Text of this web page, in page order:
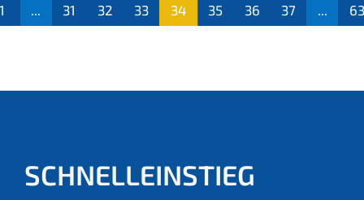
1 31 32 33
34
35 36 37 63
SCHNELLEINSTIEG